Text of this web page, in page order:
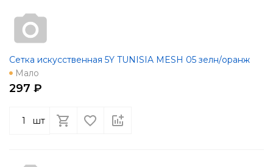
Сетка искусственная 5Y TUNISIA MESH 05 зелн/оранж
Мало
297 ₽
шт